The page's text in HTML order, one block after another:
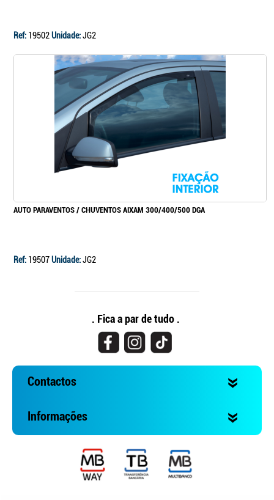
Ref: 19502Unidade:JG2
AUTO PARAVENTOS / CHUVENTOS AIXAM 300/400/500 DGA
Ref: 19507Unidade:JG2
. Fica a par de tudo .
Contactos
Informações